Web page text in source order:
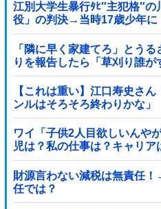
江別大学生暴行ﾀﾋ″主犯格″
役」の判決→当時17歳少年に
「隣に早く家建てろ」とう
りを報告したら「草刈り誰
で…旦那が放った「一言」
逆手にとった神対応すぎる
【これは重い】江口寿史さ
ンルはそろそろ終わりかな」
ワイ「子供2人目欲しいんや
児は？私の仕事は？キャリア
財源言わない減税は無責任
任では？